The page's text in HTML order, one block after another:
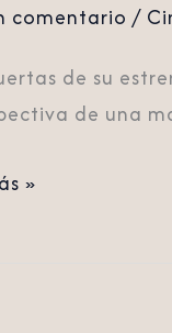
comentario /
de su
de una
»